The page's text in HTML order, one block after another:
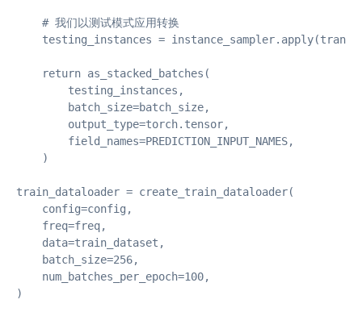
    # 我们以测试模式应用转换
testing_instances =
    return as_stacked_batches(
        testing_instances,
        batch_size=batch_size,
        output_type=torch.tensor,
        field_names=PREDICTION_INPUT_NAMES,
    )
train_dataloader = create_train_dataloader(
    config=config,
    freq=freq,
    data=train_dataset,
    batch_size=256,
    num_batches_per_epoch=100,
)